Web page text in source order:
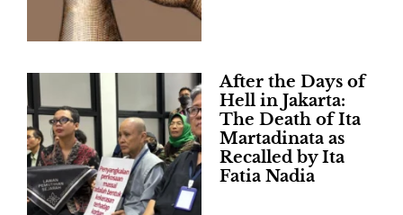
After the Days of
Hell in Jakarta:
The Death of Ita
Martadinata as
Recalled by Ita
Fatia Nadia